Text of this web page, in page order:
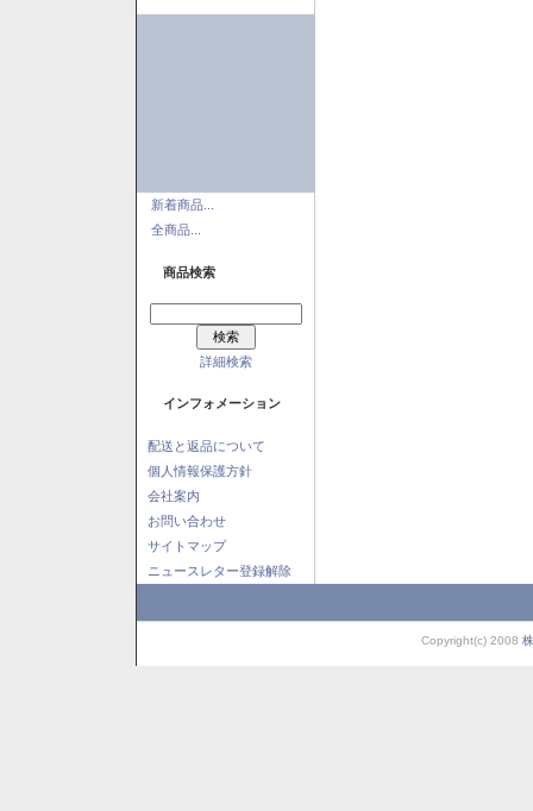
新着商品...
全商品...
商品検索
詳細検索
インフォメーション
配送と返品について
個人情報保護方針
会社案内
お問い合わせ
サイトマップ
ニュースレター登録解除
Copyright(c) 2008